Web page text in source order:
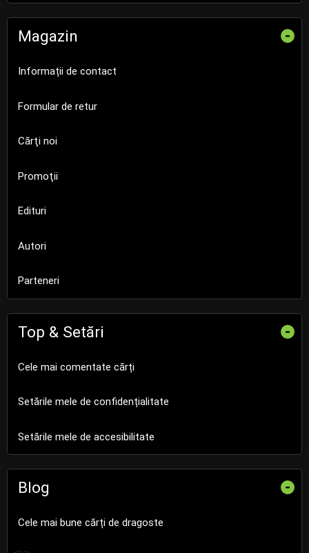
Magazin -
Informații de contact
Formular de retur
Cărţi noi
Promoţii
Edituri
Autori
Parteneri
Top & Setări -
Cele mai comentate cărți
Setările mele de confidențialitate
Setările mele de accesibilitate
Blog -
Cele mai bune cărți de dragoste